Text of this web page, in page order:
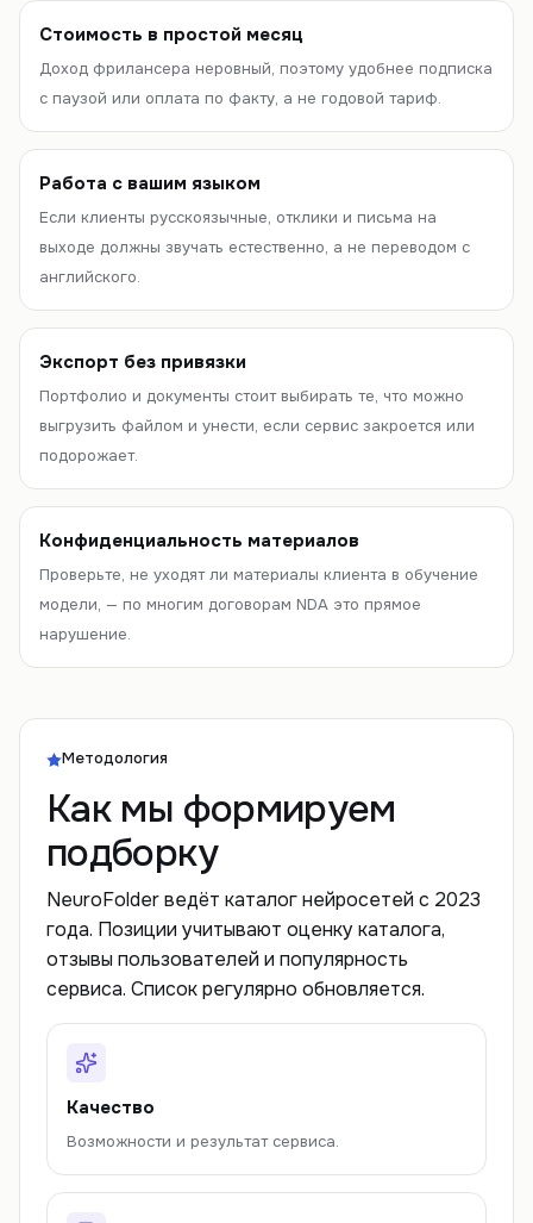
Стоимость в простой месяц
Доход фрилансера неровный, поэтому удобнее подписка
с паузой или оплата по факту, а не годовой тариф.
Работа с вашим языком
Если клиенты русскоязычные, отклики и письма на
выходе должны звучать естественно, а не переводом с
английского.
Экспорт без привязки
Портфолио и документы стоит выбирать те, что можно
выгрузить файлом и унести, если сервис закроется или
подорожает.
Конфиденциальность материалов
Проверьте, не уходят ли материалы клиента в обучение
модели, — по многим договорам NDA это прямое
нарушение.
Методология
Как мы формируем
подборку
NeuroFolder ведёт каталог нейросетей с 2023
года. Позиции учитывают оценку каталога,
отзывы пользователей и популярность
сервиса. Список регулярно обновляется.
Качество
Возможности и результат сервиса.